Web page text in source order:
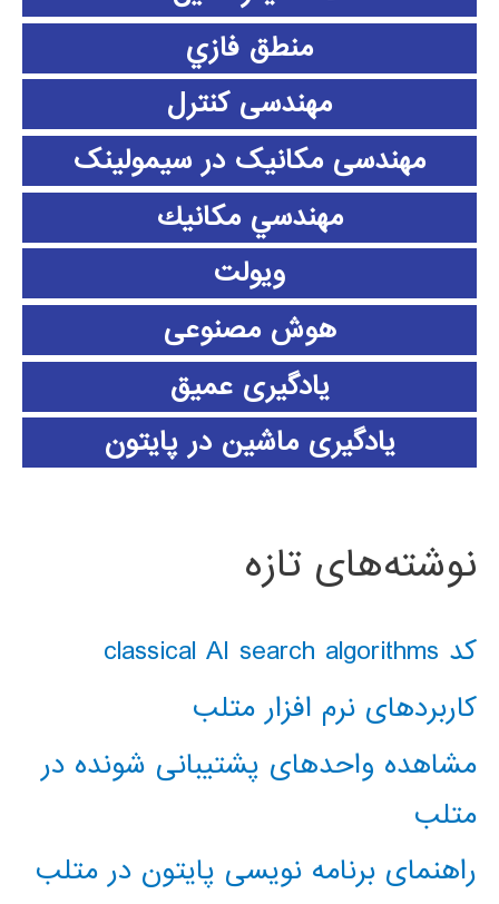
منطق فازي
مهندسی کنترل
مهندسی مکانیک در سیمولینک
مهندسي مكانيك
ویولت
هوش مصنوعی
یادگیری عمیق
یادگیری ماشین در پایتون
نوشته‌های تازه
کد classical AI search algorithms
کاربردهای نرم افزار متلب
مشاهده واحدهای پشتیبانی شونده در
متلب
راهنمای برنامه نویسی پایتون در متلب